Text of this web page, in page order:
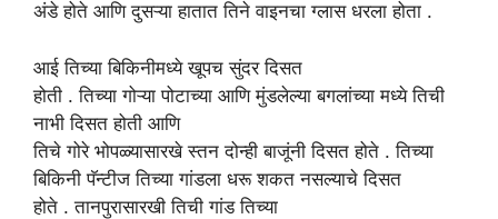
अंडे होते आणि दुसऱ्या हातात तिने वाइनचा ग्लास धरला होता .
आईतिच्या बिकिनीमध्येखूपचसुंदरदिसत
होती . तिच्यागोऱ्यापोटाच्या आणि मुंडलेल्या बगलांच्यामध्येतिची
नाभी दिसतहोती आणि
तिचे गोरे भोपळ्यासारखे स्तन दोन्ही बाजूंनी दिसत होते . तिच्या
बिकिनी पॅन्टीज तिच्या गांडला धरू शकत नसल्याचे दिसत
होते . तानपुरासारखी तिची गांड तिच्या